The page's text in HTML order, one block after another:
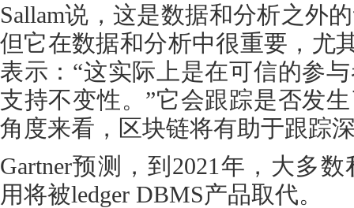
Sallam说，这是数据和分析之外
但它在数据和分析中很重要，尤
表示：“这实际上是在可信的参
支持不变性。”它会跟踪是否发
角度来看，区块链将有助于跟踪
Gartner预测，到2021年，大多
用将被ledger DBMS产品取代。